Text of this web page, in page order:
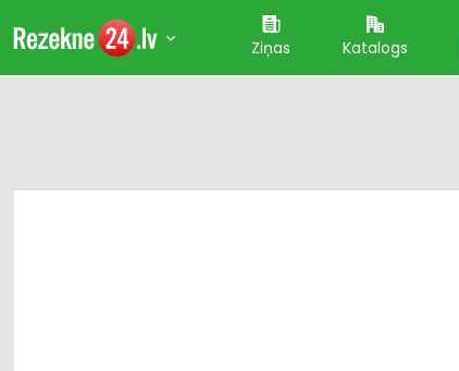
Ziņas Katalogs